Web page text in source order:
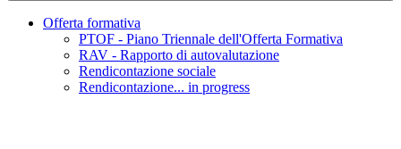
Offerta formativa
PTOF - Piano Triennale dell'Offerta Formativa
RAV - Rapporto di autovalutazione
Rendicontazione sociale
Rendicontazione... in progress